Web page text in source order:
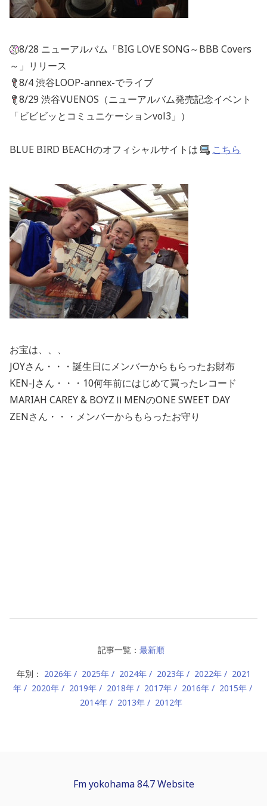
8/28 ニューアルバム「BIG LOVE SONG～BBB Covers
～」リリース
8/4 渋谷LOOP-annex-でライブ
8/29 渋谷VUENOS（ニューアルバム発売記念イベント
「ビビビッとコミュニケーションvol3」）
BLUE BIRD BEACHのオフィシャルサイトは こちら
お宝は、、、
JOYさん・・・誕生日にメンバーからもらったお財布
KEN-Jさん・・・10何年前にはじめて買ったレコード
MARIAH CAREY & BOYZⅡMENのONE SWEET DAY
ZENさん・・・メンバーからもらったお守り
記事一覧： 最新順
年別： 2026年 2025年 2024年 2023年 2022年
2021
年
2020年 2019年 2018年 2017年 2016年
2015年
2014年
2013年 2012年
Fm yokohama 84.7 Website